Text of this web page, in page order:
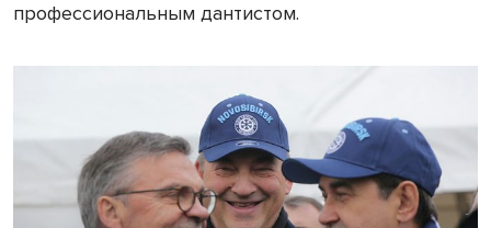
профессиональным дантистом.